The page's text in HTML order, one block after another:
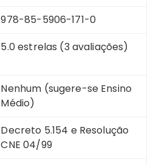
978-85-5906-171-0
5.0 estrelas (3 avaliações)
Nenhum (sugere-se Ensino
Médio)
Decreto 5.154 e Resolução
CNE 04/99